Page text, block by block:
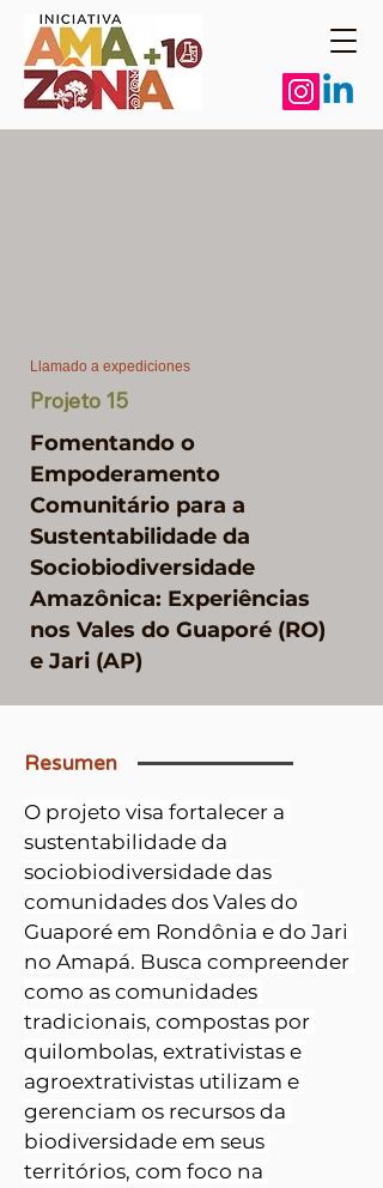
Llamado a expediciones
Projeto 15
Fomentando o
Empoderamento
Comunitário para a
Sustentabilidade da
Sociobiodiversidade
Amazônica: Experiências
nos Vales do Guaporé (RO)
e Jari (AP)
Resumen
O projeto visa fortalecer a
sustentabilidade da
sociobiodiversidade das
comunidades dos Vales do
Guaporé em Rondônia e do Jari
no Amapá. Busca compreender
como as comunidades
tradicionais, compostas por
quilombolas, extrativistas e
agroextrativistas utilizam e
gerenciam os recursos da
biodiversidade em seus
territórios, com foco na